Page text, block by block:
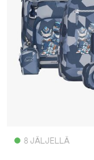
8 JÄLJELLÄ